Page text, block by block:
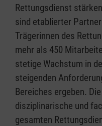
Rettungsdienst
sind etablierter
Trägerinnen des
mehr als 450
stetige Wachstum in
steigenden
Bereiches ergeben.
disziplinarische und
gesamten